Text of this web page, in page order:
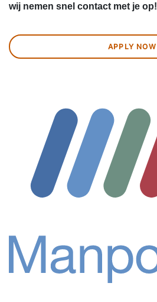
wij nemen snel contact met je op!
APPLY NOW